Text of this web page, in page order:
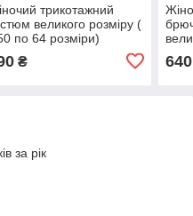
трикотажний
великого розміру (
по 64 розміри)
₴ 640
за рік